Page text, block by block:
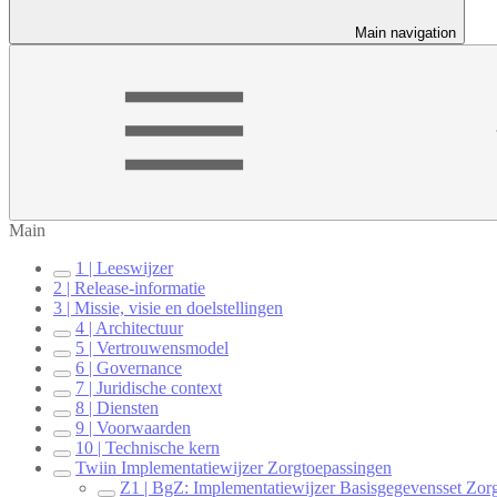
Main navigation
Main
1 | Leeswijzer
2 | Release-informatie
3 | Missie, visie en doelstellingen
4 | Architectuur
5 | Vertrouwensmodel
6 | Governance
7 | Juridische context
8 | Diensten
9 | Voorwaarden
10 | Technische kern
Twiin Implementatiewijzer Zorgtoepassingen
Z1 | BgZ: Implementatiewijzer Basisgegevensset